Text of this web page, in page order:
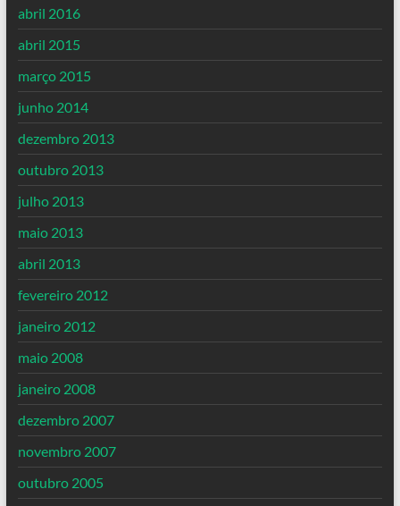
abril 2016
abril 2015
março 2015
junho 2014
dezembro 2013
outubro 2013
julho 2013
maio 2013
abril 2013
fevereiro 2012
janeiro 2012
maio 2008
janeiro 2008
dezembro 2007
novembro 2007
outubro 2005